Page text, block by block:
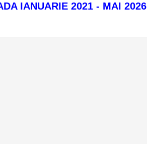
IANUARIE 2021 - MAI 2026